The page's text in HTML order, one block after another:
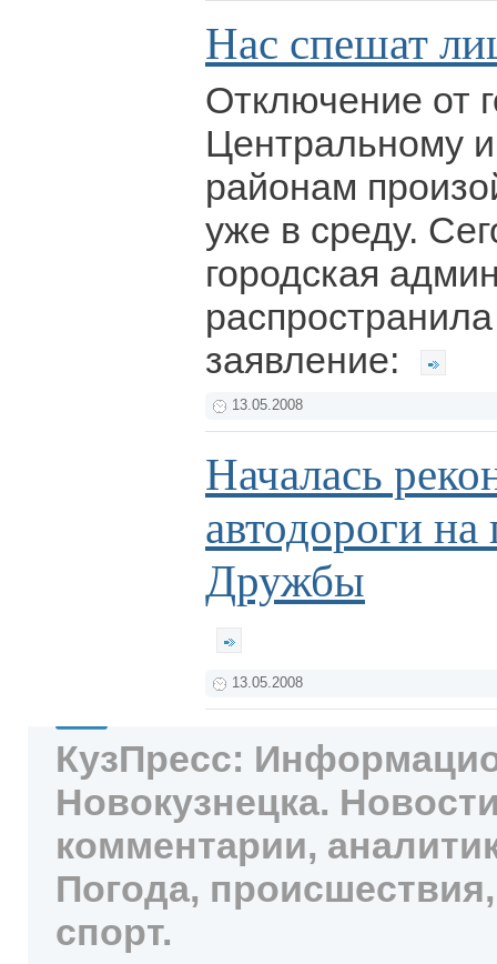
Нас спешат
Отключение от
Центральному
районам
уже в среду.
городская
заявление:
13.05.2008
Началась
автодороги на
Дружбы
13.05.2008
КузПресс:
Новокузнецка.
комментарии,
Погода,
спорт.